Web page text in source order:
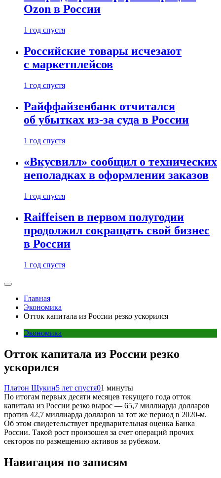
Ozon в России
1 год спустя
Российские товары исчезают
с маркетплейсов
1 год спустя
Райффайзенбанк отчитался
об убытках из-за суда в России
1 год спустя
«Вкусвилл» сообщил о технических
неполадках в оформлении заказов
1 год спустя
Raiffeisen в первом полугодии
продолжил сокращать свой бизнес
в России
1 год спустя
Главная
Экономика
Отток капитала из России резко ускорился
Экономика
Отток капитала из России резко
ускорился
Платон Щукин5 лет спустя01 минуты
По итогам первых десяти месяцев текущего года отток
капитала из России резко вырос — 65,7 миллиарда долларов
против 42,7 миллиарда долларов за тот же период в 2020-м.
Об этом свидетельствует предварительная оценка Банка
России. Такой рост произошел за счет операций прочих
секторов по размещению активов за рубежом.
Навигация по записям